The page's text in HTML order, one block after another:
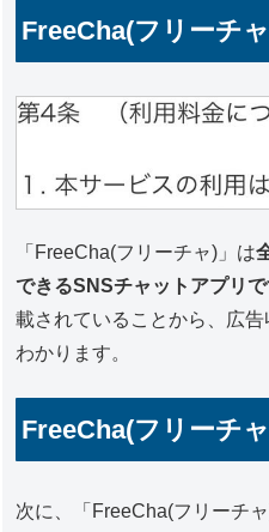
FreeCha(フリーチ
「FreeCha(フリーチャ)」は
できるSNSチャットアプリで
載されていることから、広
わかります。
FreeCha(フリーチ
次に、「FreeCha(フリーチ